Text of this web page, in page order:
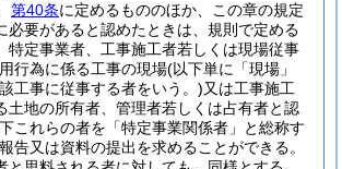
第40条に定めるもののほか、この章の規定
必要があると認めたときは、規則で定める
特定事業者、工事施工者若しくは現場従事
行為に係る工事の現場(以下単に「現場」
工事に従事する者をいう。)又は工事施工
土地の所有者、管理者若しくは占有者と認
これらの者を「特定事業関係者」と総称す
告又は資料の提出を求めることができる。